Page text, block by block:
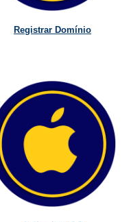
Registrar Domínio